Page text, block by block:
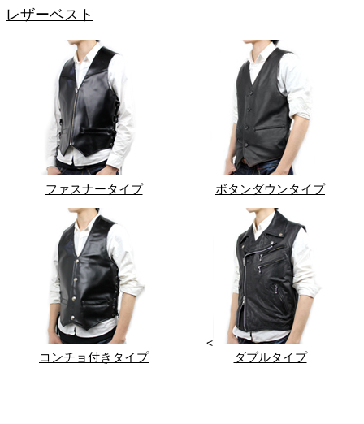
レザーベスト
ファスナータイプ ボタンダウンタイプ
コンチョ付きタイプ
<
ダブルタイプ